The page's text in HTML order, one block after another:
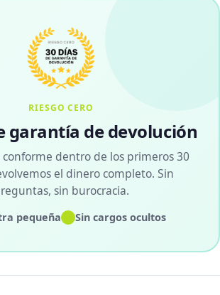
RIESGO CERO
garantía de devolución
dentro de los primeros 30
el dinero completo. Sin
sin burocracia.
pequeña✓Sin cargos ocultos